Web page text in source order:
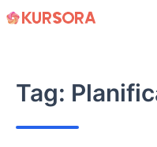
Skip
Tag: